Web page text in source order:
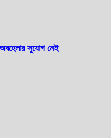
সুযোগ নেই